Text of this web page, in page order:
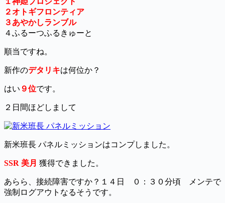
２オトギフロンティア
３あやかしランブル
４ふるーつふるきゅーと
順当ですね。
新作のデタリキは何位か？
はい ９位です。
２日間ほどしまして
新米班長 パネルミッションはコンプしました。
SSR 美月 獲得できました。
あらら、接続障害ですか？１４日 ０：３０分頃 メンテで
強制ログアウトなるそうです。